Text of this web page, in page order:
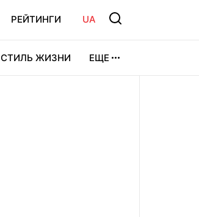
РЕЙТИНГИ UA
СТИЛЬ ЖИЗНИ ЕЩЕ